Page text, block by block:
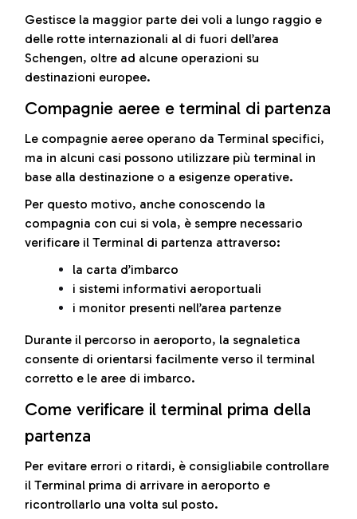
Gestisce la maggior parte dei voli a lungo raggio e
delle rotte internazionali al di fuori dell’area
Schengen, oltre ad alcune operazioni su
destinazioni europee.
Compagnie aeree e terminal di partenza
Le compagnie aeree operano da Terminal specifici,
ma in alcuni casi possono utilizzare più terminal in
base alla destinazione o a esigenze operative.
Per questo motivo, anche conoscendo la
compagnia con cui si vola, è sempre necessario
verificare il Terminal di partenza attraverso:
la carta d’imbarco
i sistemi informativi aeroportuali
i monitor presenti nell’area partenze
Durante il percorso in aeroporto, la segnaletica
consente di orientarsi facilmente verso il terminal
corretto e le aree di imbarco.
Come verificare il terminal prima della
partenza
Per evitare errori o ritardi, è consigliabile controllare
il Terminal prima di arrivare in aeroporto e
ricontrollarlo una volta sul posto.